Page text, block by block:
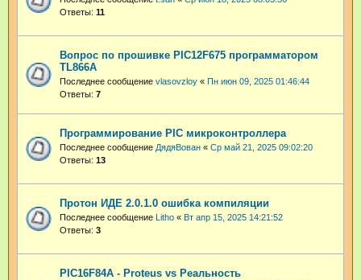
Ответы: 11
Вопрос по прошивке PIC12F675 программатором
TL866A
Последнее сообщение vlasovzloy « Пн июн 09, 2025 01:46:44
Ответы: 7
Программирование PIC микроконтроллера
Последнее сообщение ДядяВован « Ср май 21, 2025 09:02:20
Ответы: 13
Протон ИДЕ 2.0.1.0 ошибка компиляции
Последнее сообщение Litho « Вт апр 15, 2025 14:21:52
Ответы: 3
PIC16F84A - Proteus vs Реальность